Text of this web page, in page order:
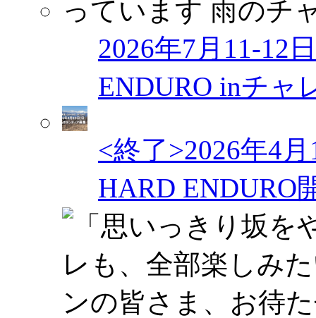
2026年7月11-12
ENDURO inチャ
<終了>2026年4
HARD ENDURO